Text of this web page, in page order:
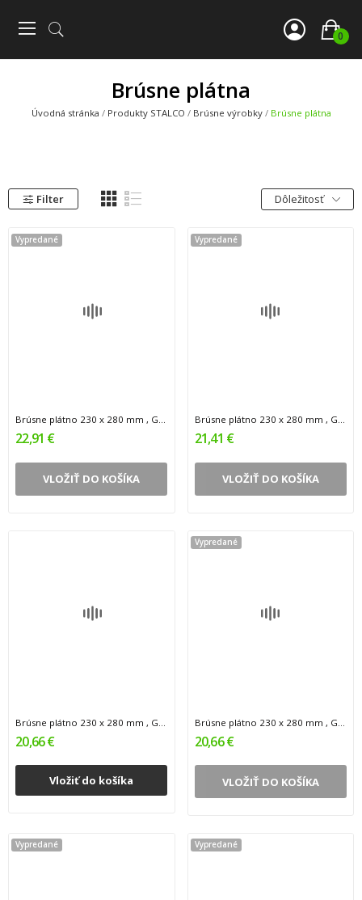
0
Brúsne plátna
Úvodná stránka Produkty STALCO Brúsne výrobky Brúsne plátna
Filter Dôležitosť
Vypredané
Brúsne plátno 230 x 280 mm , G40 , 50 ks 0.5
22,91 €
VLOŽIŤ DO KOŠÍKA
Vypredané
Brúsne plátno 230 x 280 mm , G60 , 50 ks 0.5
21,41 €
VLOŽIŤ DO KOŠÍKA
20,66 €
Vložiť do košíka
Vypredané
20,66 €
VLOŽIŤ DO KOŠÍKA
Vypredané Vypredané